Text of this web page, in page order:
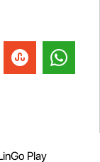
Play